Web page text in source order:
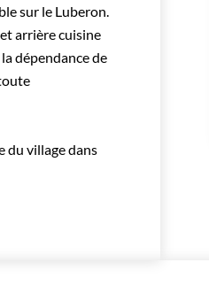
sur le Luberon.
arrière cuisine
dépendance de
du village dans